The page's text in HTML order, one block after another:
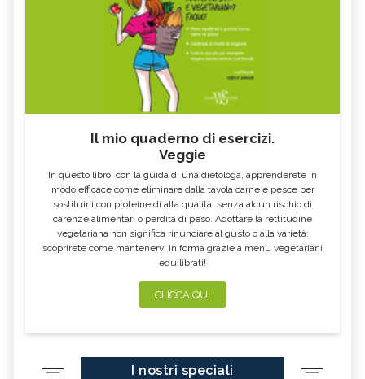
Il mio quaderno di esercizi.
Veggie
In questo libro, con la guida di una dietologa, apprenderete in
modo efficace come eliminare dalla tavola carne e pesce per
sostituirli con proteine di alta qualità, senza alcun rischio di
carenze alimentari o perdita di peso. Adottare la rettitudine
vegetariana non significa rinunciare al gusto o alla varietà:
scoprirete come mantenervi in forma grazie a menu vegetariani
equilibrati!
CLICCA QUI
I nostri speciali